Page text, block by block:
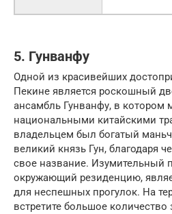
5. Гунванфу
Одной из красивейших
Пекине является роскошный
ансамбль Гунванфу, в котором
национальными китайскими
владельцем был богатый
великий князь Гун, благодаря
свое название. Изумительный
окружающий резиденцию,
для неспешных прогулок. На
встретите большое количество